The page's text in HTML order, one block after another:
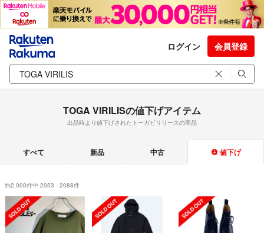
ログイン 会員登録
TOGA VIRILISの値下げアイテム
出品時より値下げされたトーガビリリースの商品
すべて 新品 中古 値下げ
約2,000件中 2053 - 2088件